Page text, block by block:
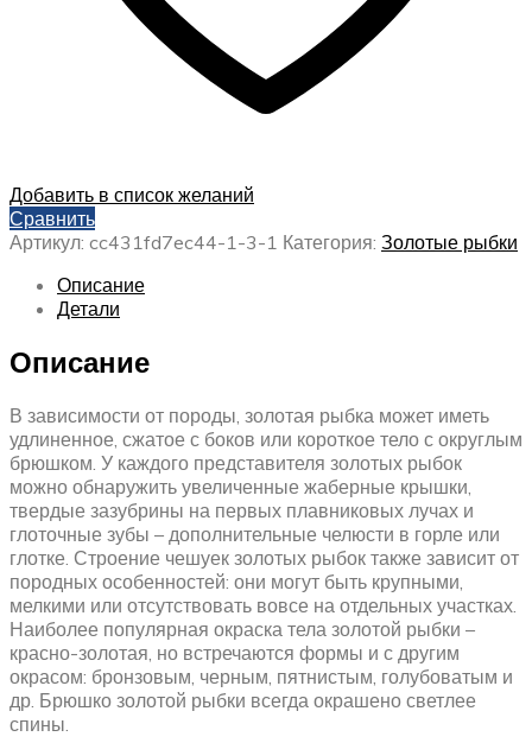
Добавить в список желаний
Сравнить
Артикул: cc431fd7ec44-1-3-1 Категория: Золотые рыбки
Описание
Детали
Описание
В зависимости от породы, золотая рыбка может иметь
удлиненное, сжатое с боков или короткое тело с округлым
брюшком. У каждого представителя золотых рыбок
можно обнаружить увеличенные жаберные крышки,
твердые зазубрины на первых плавниковых лучах и
глоточные зубы – дополнительные челюсти в горле или
глотке. Строение чешуек золотых рыбок также зависит от
породных особенностей: они могут быть крупными,
мелкими или отсутствовать вовсе на отдельных участках.
Наиболее популярная окраска тела золотой рыбки –
красно-золотая, но встречаются формы и с другим
окрасом: бронзовым, черным, пятнистым, голубоватым и
др. Брюшко золотой рыбки всегда окрашено светлее
спины.